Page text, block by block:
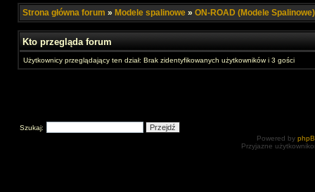
Strona główna forum » Modele spalinowe » ON-ROAD (Modele Spalinowe)
Kto przegląda forum
Użytkownicy przeglądający ten dział: Brak zidentyfikowanych użytkowników i 3 gości
Szukaj:
Powered by
Przyjazne